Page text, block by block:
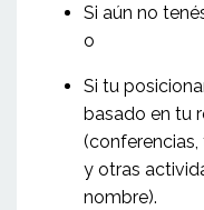
Si aún no
o
Si tu
basado en tu
(conferencias,
y otras
nombre).